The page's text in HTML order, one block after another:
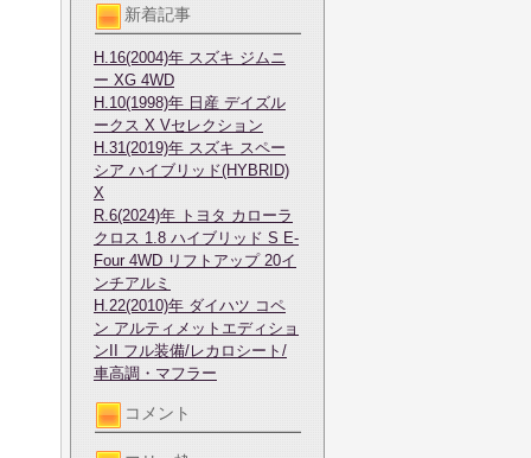
新着記事
H.16(2004)年 スズキ ジムニ
ー XG 4WD
H.10(1998)年 日産 デイズル
ークス X Vセレクション
H.31(2019)年 スズキ スペー
シア ハイブリッド(HYBRID)
X
R.6(2024)年 トヨタ カローラ
クロス 1.8 ハイブリッド S E-
Four 4WD リフトアップ 20イ
ンチアルミ
H.22(2010)年 ダイハツ コペ
ン アルティメットエディショ
ンII フル装備/レカロシート/
車高調・マフラー
コメント